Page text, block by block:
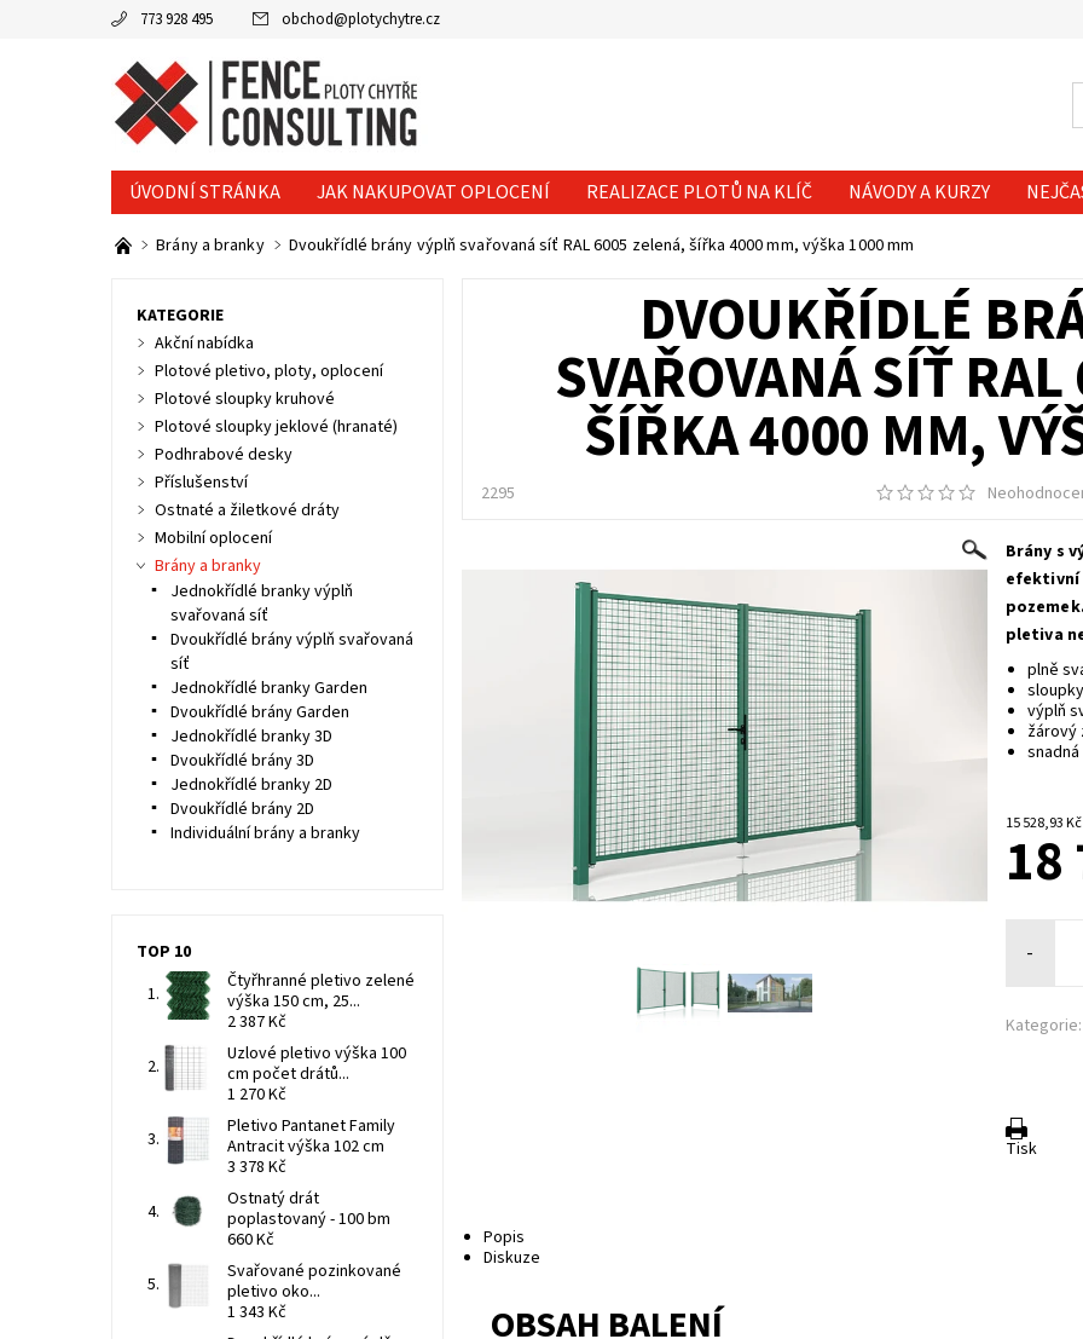
773 928 495 obchod@plotychytre.cz
ÚVODNÍ STRÁNKA JAK NAKUPOVAT OPLOCENÍ REALIZACE PLOTŮ NA KLÍČ NÁVODY A KURZY
KONTAKTY
Brány a branky Dvoukřídlé brány výplň svařovaná síť RAL 6005 zelená, šířka 4000 mm, výška 1000 mm
DVOUKŘÍDLÉ
SVAŘOVANÁ SÍŤ
ŠÍŘKA 4000 MM,
2295
Brány s
efektivní
pletiva
plně
výplň
žárový
18
-
Kategorie:
Tisk
Popis
Diskuze
OBSAH BALENÍ
KATEGORIE
Akční nabídka
Plotové pletivo, ploty, oplocení
Plotové sloupky kruhové
Plotové sloupky jeklové (hranaté)
Podhrabové desky
Příslušenství
Ostnaté a žiletkové dráty
Mobilní oplocení
Brány a branky
Jednokřídlé branky výplň
svařovaná síť
Dvoukřídlé brány výplň svařovaná
síť
Jednokřídlé branky Garden
Dvoukřídlé brány Garden
Jednokřídlé branky 3D
Dvoukřídlé brány 3D
Jednokřídlé branky 2D
Dvoukřídlé brány 2D
Individuální brány a branky
TOP 10
Čtyřhranné pletivo zelené
výška 150 cm, 25...
2 387 Kč
Uzlové pletivo výška 100
cm počet drátů...
1 270 Kč
Pletivo Pantanet Family
Antracit výška 102 cm
3 378 Kč
Ostnatý drát
poplastovaný - 100 bm
660 Kč
Svařované pozinkované
pletivo oko...
1 343 Kč